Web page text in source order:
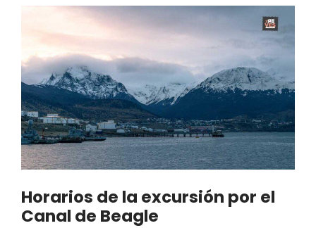
Horarios de la excursión por el
Canal de Beagle